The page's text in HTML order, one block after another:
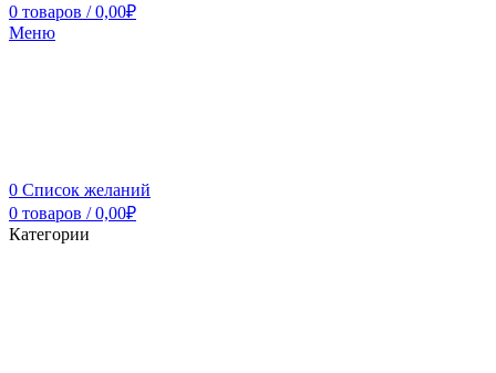
0 товаров / 0,00₽
Меню
0 Список желаний
0 товаров / 0,00₽
Категории